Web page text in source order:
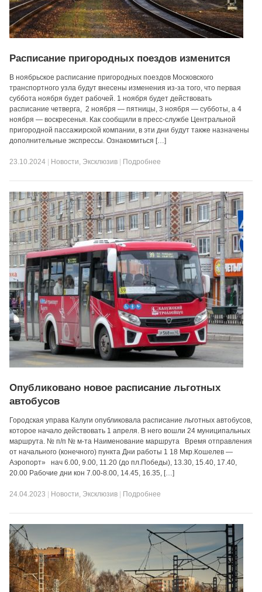
Расписание пригородных поездов изменится
В ноябрьское расписание пригородных поездов Московского
транспортного узла будут внесены изменения из-за того, что первая
суббота ноября будет рабочей. 1 ноября будет действовать
расписание четверга, 2 ноября — пятницы, 3 ноября — субботы, а 4
ноября — воскресенья. Как сообщили в пресс-службе Центральной
пригородной пассажирской компании, в эти дни будут также назначены
дополнительные экспрессы. Ознакомиться […]
23.10.2024 Новости, Эксклюзив Подробнее
Опубликовано новое расписание льготных
автобусов
Городская управа Калуги опубликовала расписание льготных автобусов,
которое начало действовать 1 апреля. В него вошли 24 муниципальных
маршрута. № п/п № м-та Наименование маршрута Время отправления
от начального (конечного) пункта Дни работы 1 18 Мкр.Кошелев —
Аэропорт» нач 6.00, 9.00, 11.20 (до пл.Победы), 13.30, 15.40, 17.40,
20.00 Рабочие дни кон 7.00-8.00, 14.45, 16.35, […]
24.04.2023 Новости, Эксклюзив Подробнее